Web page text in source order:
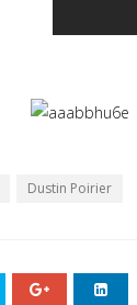
Dustin Poirier